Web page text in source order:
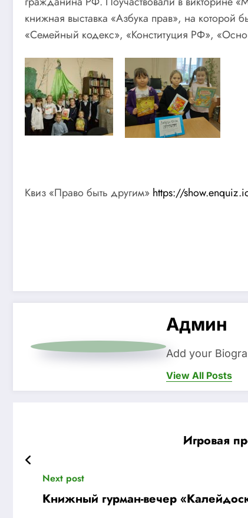
книжная выставка «Азбука прав», на которой
«Семейный кодекс», «Конституция РФ»,
Квиз «Право быть другим» https://
Админ
Add your
View All Posts
Игровая
Next post
Книжный гурман-вечер